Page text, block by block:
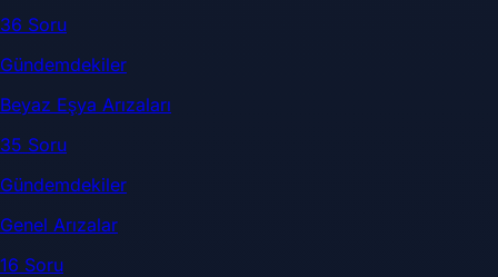
36 Soru
Gündemdekiler
Beyaz Eşya Arızaları
35 Soru
Gündemdekiler
Genel Arızalar
16 Soru